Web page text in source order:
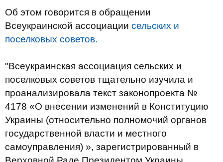
Об этом говорится в обращении
Всеукраинской ассоциации сельских и
поселковых советов.
"Всеукраинская ассоциация сельских и
поселковых советов тщательно изучила и
проанализировала текст законопроекта №
4178 «О внесении изменений в Конституцию
Украины (относительно полномочий органов
государственной власти и местного
самоуправления) », зарегистрированный в